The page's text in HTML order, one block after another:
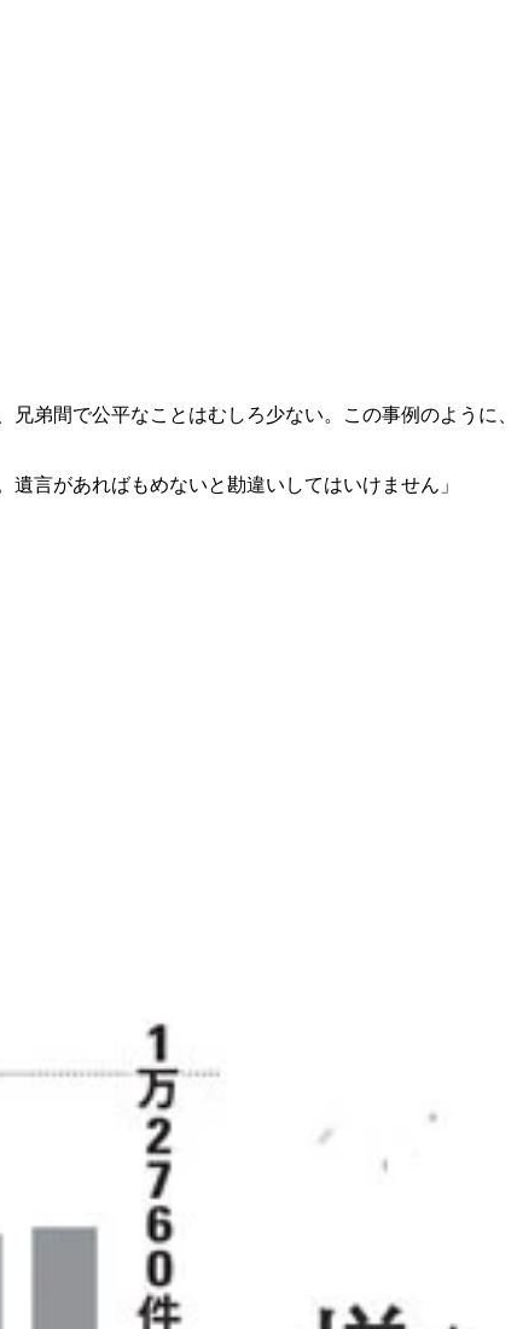
弟間で公平なことはむしろ少ない。この事例のように、
言があればもめないと勘違いしてはいけません」